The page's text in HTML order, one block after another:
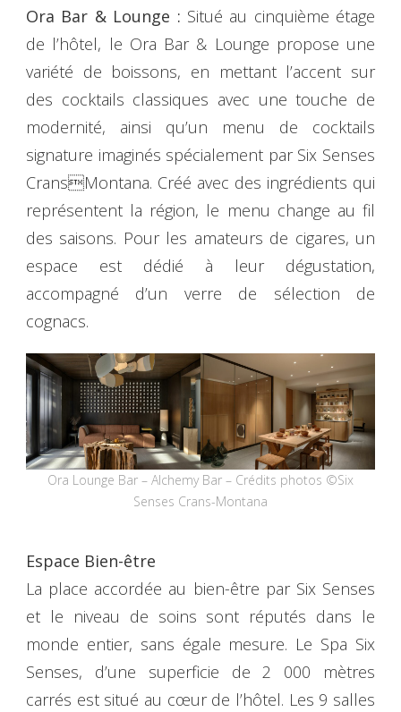
Ora Bar & Lounge : Situé au cinquième étage
de l’hôtel, le Ora Bar & Lounge propose une
variété de boissons, en mettant l’accent sur
des cocktails classiques avec une touche de
modernité, ainsi qu’un menu de cocktails
signature imaginés spécialement par Six Senses
CransMontana. Créé avec des ingrédients qui
représentent la région, le menu change au fil
des saisons. Pour les amateurs de cigares, un
espace est dédié à leur dégustation,
accompagné d’un verre de sélection de
cognacs.
Ora Lounge Bar – Alchemy Bar – Crédits photos ©Six
Senses Crans-Montana
Espace Bien-être
La place accordée au bien-être par Six Senses
et le niveau de soins sont réputés dans le
monde entier, sans égale mesure. Le Spa Six
Senses, d’une superficie de 2 000 mètres
carrés est situé au cœur de l’hôtel. Les 9 salles